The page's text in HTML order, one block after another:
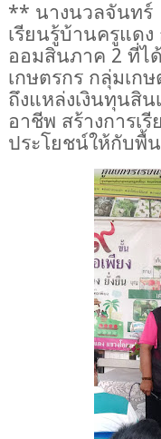
** นางนวลจันทร์
เรียนรู้บ้านครูแดง
ออมสินภาค 2 ที่ไ
เกษตรกร กลุ่มเก
ถึงแหล่งเงินทุนสิน
อาชีพ สร้างการเ
ประโยชน์ให้กับพื้